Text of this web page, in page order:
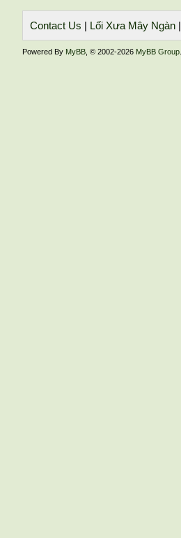
Contact Us | Lối Xưa Mây Ngàn |
Powered By MyBB , © 2002-2026 MyBB Group